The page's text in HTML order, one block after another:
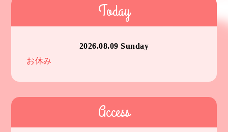
Today
2026.08.09 Sunday
お休み
Access